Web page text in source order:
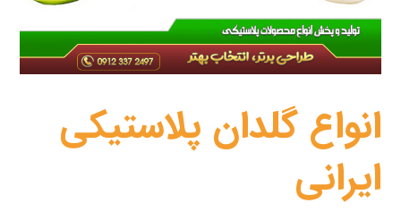
انواع گلدان پلاستیکی
ایرانی